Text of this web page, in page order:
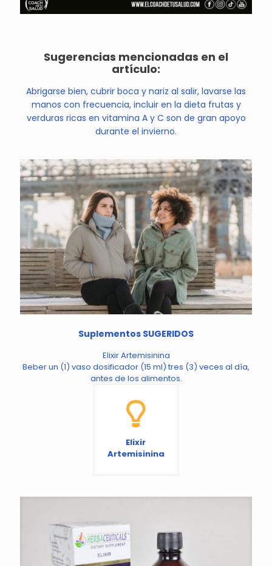
Sugerencias mencionadas en el
artículo:
Abrigarse bien, cubrir boca y nariz al salir, lavarse las
manos con frecuencia, incluir en la dieta frutas y
verduras ricas en vitamina A y C son de gran apoyo
durante el invierno.
Suplementos SUGERIDOS
Elixir Artemisinina
Beber un (1) vaso dosificador (15 ml) tres (3) veces al día,
antes de los alimentos.
Elixir
Artemisinina